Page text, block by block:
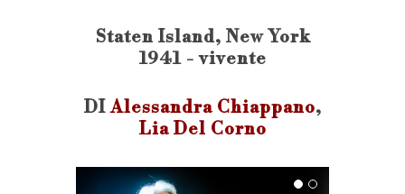
Staten Island, New York
1941 - vivente
DIAlessandra Chiappano,
Lia Del Corno